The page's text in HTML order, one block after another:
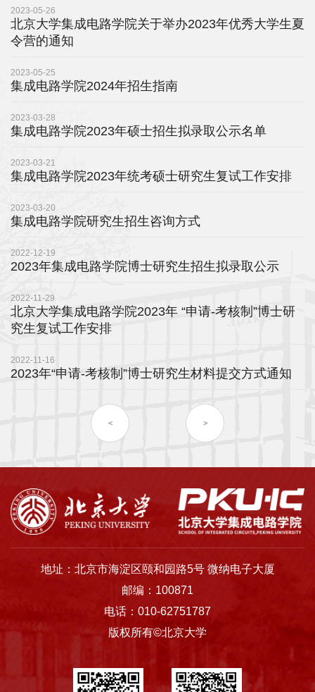
培
平
台
地
生
工
招
纳
心
2023-05-26
北京大学集成电路学院关于举办2023年优秀大学生夏
令营的通知
2023-05-25
集成电路学院2024年招生指南
2023-03-28
集成电路学院2023年硕士招生拟录取公示名单
2023-03-21
集成电路学院2023年统考硕士研究生复试工作安排
2023-03-20
集成电路学院研究生招生咨询方式
2022-12-19
2023年集成电路学院博士研究生招生拟录取公示
2022-11-29
北京大学集成电路学院2023年 “申请-考核制”博士研
究生复试工作安排
2022-11-16
2023年“申请-考核制”博士研究生材料提交方式通知
< >
地址：北京市海淀区颐和园路5号 微纳电子大厦
邮编：100871
电话：010-62751787
版权所有©北京大学